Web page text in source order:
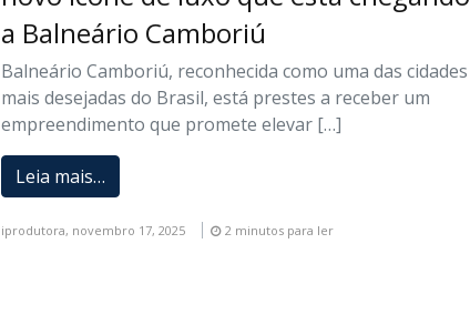
a Balneário Camboriú
Balneário Camboriú, reconhecida como uma das cidades
mais desejadas do Brasil, está prestes a receber um
empreendimento que promete elevar […]
Leia mais…
iprodutora, novembro 17, 2025 2 minutos para ler